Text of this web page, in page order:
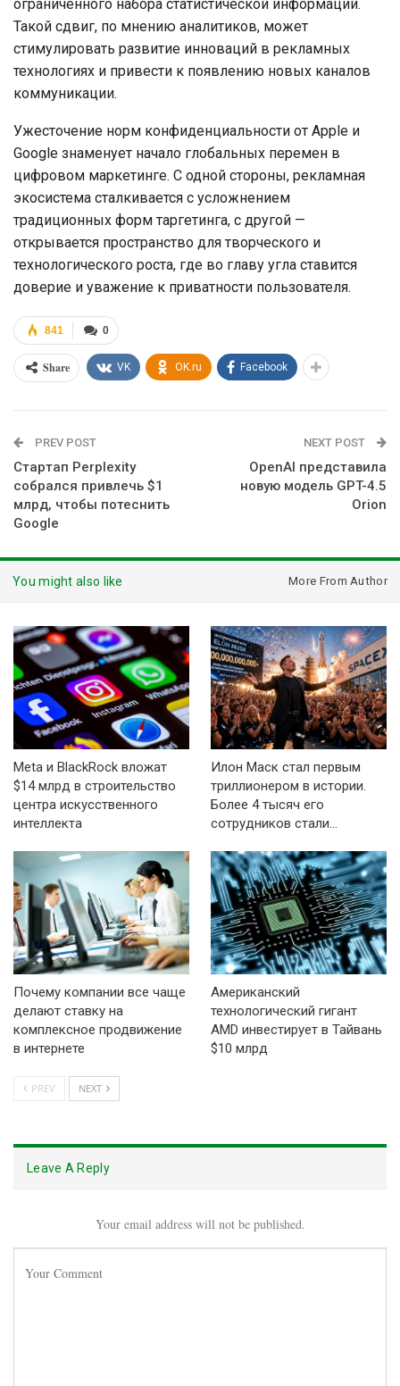
ограниченного набора статистической информации.
Такой сдвиг, по мнению аналитиков, может
стимулировать развитие инноваций в рекламных
технологиях и привести к появлению новых каналов
коммуникации.
Ужесточение норм конфиденциальности от Apple и
Google знаменует начало глобальных перемен в
цифровом маркетинге. С одной стороны, рекламная
экосистема сталкивается с усложнением
традиционных форм таргетинга, с другой —
открывается пространство для творческого и
технологического роста, где во главу угла ставится
доверие и уважение к приватности пользователя.
0
841
Share VK OK.ru Facebook
PREV POST
Стартап Perplexity
собрался привлечь $1
млрд, чтобы потеснить
Google
NEXT POST
OpenAI представила
новую модель GPT-4.5
Orion
You might also like More From Author
Meta и BlackRock вложат
$14 млрд в строительство
центра искусственного
интеллекта
Илон Маск стал первым
триллионером в истории.
Более 4 тысяч его
сотрудников стали…
Почему компании все чаще
делают ставку на
комплексное продвижение
в интернете
Американский
технологический гигант
AMD инвестирует в Тайвань
$10 млрд
PREV NEXT
Leave A Reply
Your email address will not be published.